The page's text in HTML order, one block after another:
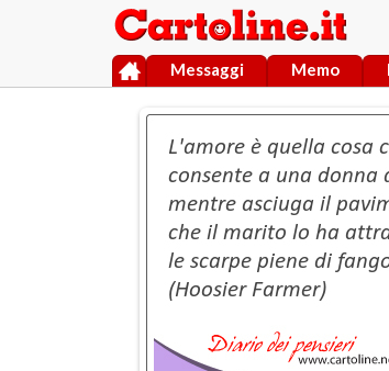
Messaggi Memo